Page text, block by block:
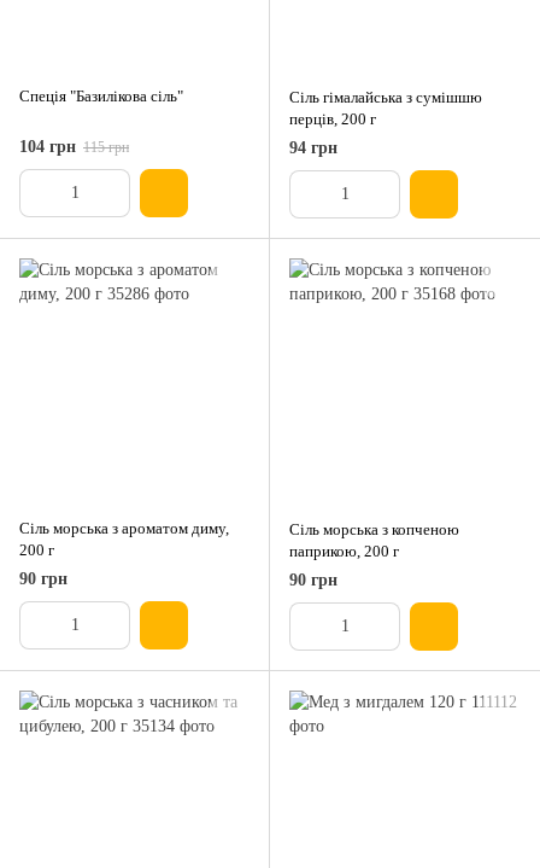
Спеція "Базилікова сіль"
104 грн 115 грн
Сіль гімалайська з сумішшю
перців, 200 г
94 грн
Сіль морська з ароматом диму,
200 г
90 грн
Сіль морська з копченою
паприкою, 200 г
90 грн